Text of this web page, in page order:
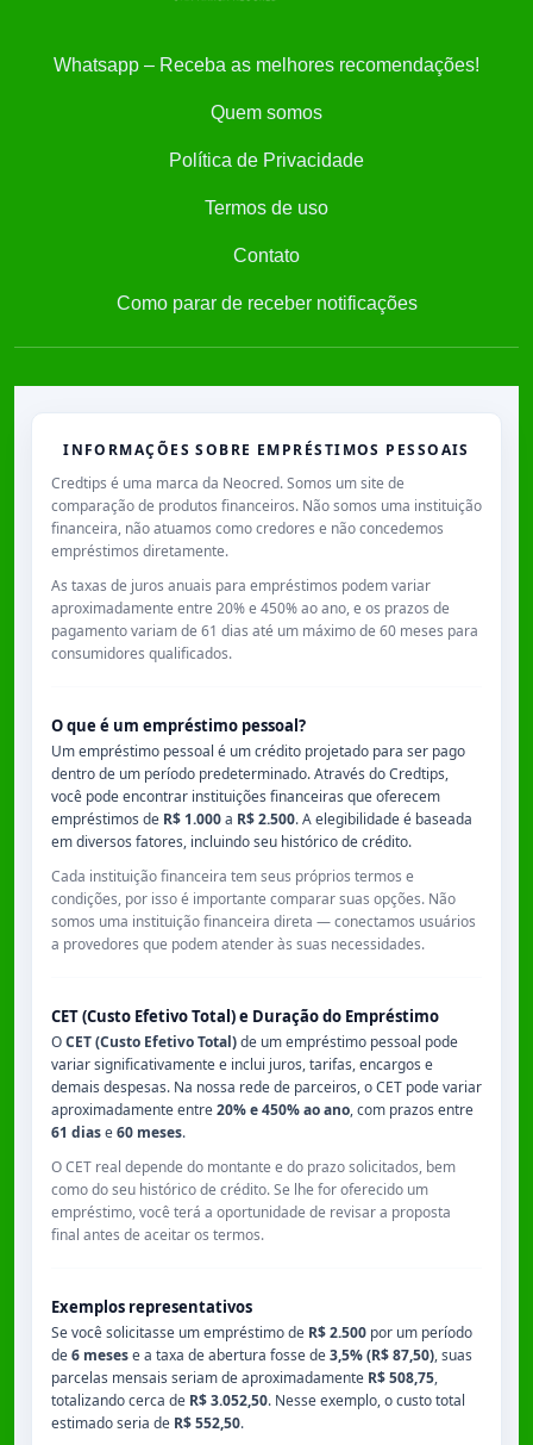
Whatsapp – Receba as melhores recomendações!
Quem somos
Política de Privacidade
Termos de uso
Contato
Como parar de receber notificações
INFORMAÇÕES SOBRE EMPRÉSTIMOS PESSOAIS
Credtips é uma marca da Neocred. Somos um site de
comparação de produtos financeiros. Não somos uma instituição
financeira, não atuamos como credores e não concedemos
empréstimos diretamente.
As taxas de juros anuais para empréstimos podem variar
aproximadamente entre 20% e 450% ao ano, e os prazos de
pagamento variam de 61 dias até um máximo de 60 meses para
consumidores qualificados.
O que é um empréstimo pessoal?
Um empréstimo pessoal é um crédito projetado para ser pago
dentro de um período predeterminado. Através do Credtips,
você pode encontrar instituições financeiras que oferecem
empréstimos de R$ 1.000a R$ 2.500. A elegibilidade é baseada
em diversos fatores, incluindo seu histórico de crédito.
Cada instituição financeira tem seus próprios termos e
condições, por isso é importante comparar suas opções. Não
somos uma instituição financeira direta — conectamos usuários
a provedores que podem atender às suas necessidades.
CET (Custo Efetivo Total) e Duração do Empréstimo
OCET (Custo Efetivo Total)de um empréstimo pessoal pode
variar significativamente e inclui juros, tarifas, encargos e
demais despesas. Na nossa rede de parceiros, o CET pode variar
aproximadamente entre20% e 450% ao ano, com prazos entre
61 diase60 meses.
O CET real depende do montante e do prazo solicitados, bem
como do seu histórico de crédito. Se lhe for oferecido um
empréstimo, você terá a oportunidade de revisar a proposta
final antes de aceitar os termos.
Exemplos representativos
Se você solicitasse um empréstimo de R$ 2.500 por um período
de6 mesese a taxa de abertura fosse de3,5% (R$ 87,50), suas
parcelas mensais seriam de aproximadamente R$ 508,75,
totalizando cerca de R$ 3.052,50. Nesse exemplo, o custo total
estimado seria de R$ 552,50.